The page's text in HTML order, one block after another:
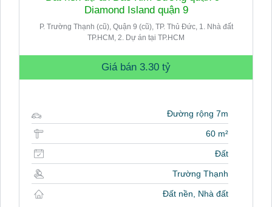
Diamond Island quận 9
P. Trường Thạnh (cũ), Quận 9 (cũ), TP. Thủ Đức, 1. Nhà đất
TP.HCM, 2. Dự án tại TP.HCM
Giá bán 3.30 tỷ
Đường rộng 7m
60 m²
Đất
Trường Thạnh
Đất nền, Nhà đất